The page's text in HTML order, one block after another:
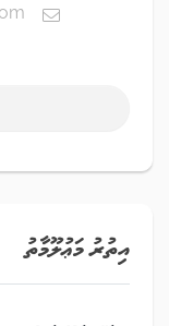
އިތުރު މަޢުލޫމާތު